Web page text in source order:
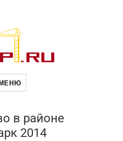
в
в районе
2014